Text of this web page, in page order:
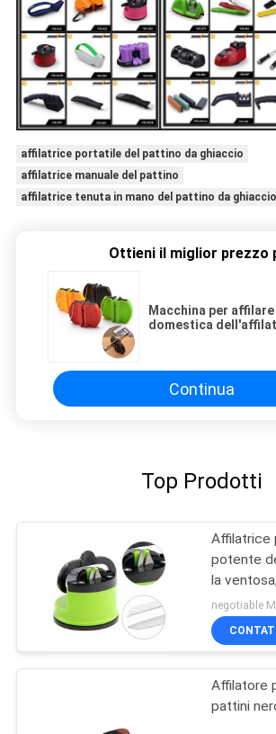
affilatrice portatile del pattino da ghiaccio
affilatrice manuale del pattino
affilatrice tenuta in mano del pattino da ghiaccio
Ottieni il miglior prezzo
Macchina per
domestica
Continua
Top Prodotti
Affilatrice
potente
la
Pacakge
negotiable
Affilatore
pattini